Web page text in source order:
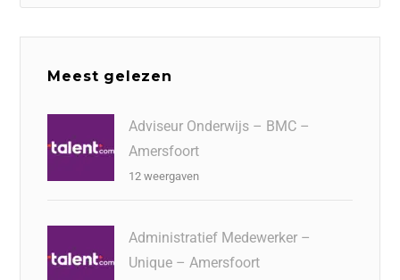
Meest gelezen
Adviseur Onderwijs – BMC –
Amersfoort
12 weergaven
Administratief Medewerker –
Unique – Amersfoort